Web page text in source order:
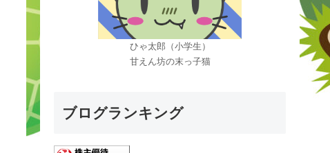
ひゃ太郎（小学生）
甘えん坊の末っ子猫
ブログランキング